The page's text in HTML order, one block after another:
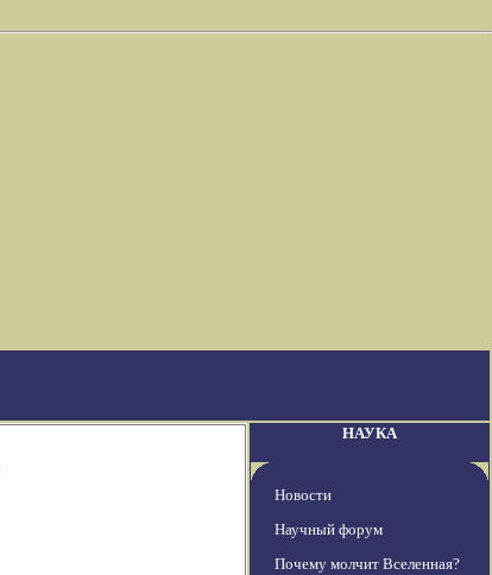
НАУКА
Новости
Научный форум
Почему молчит Вселенная?